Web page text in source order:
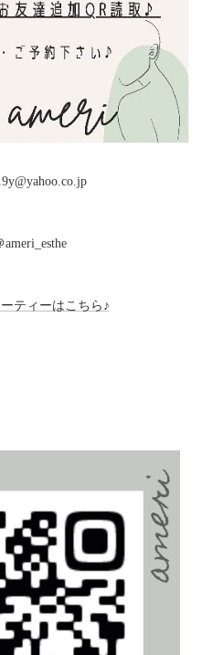
ティーはこちら♪